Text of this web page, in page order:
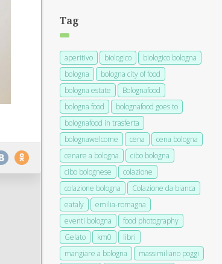
Tag
aperitivo biologico
biologico bologna
bologna
bologna city of food
bologna estate
Bolognafood
bologna food
bolognafood goes to
bolognafood in trasferta
bolognawelcome
cena
cena bologna
cenare a bologna
cibo bologna
cibo bolognese
colazione
colazione bologna
Colazione da bianca
eataly
emilia-romagna
eventi bologna
food photography
Gelato
km0
libri
mangiare a bologna
massimiliano poggi